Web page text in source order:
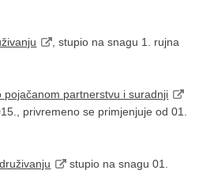
, stupio na snagu 1. rujna
pojačanom partnerstvu i suradnji
privremeno se primjenjuje od 01.
stupio na snagu 01.